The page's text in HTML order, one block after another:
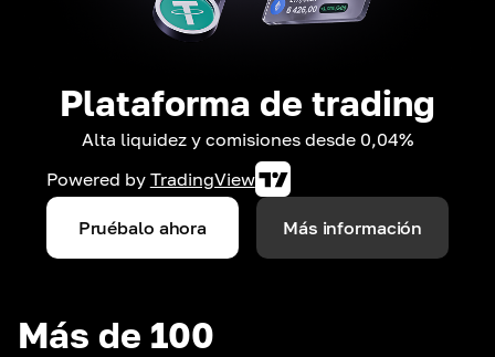
Plataforma de trading
Alta liquidez y comisiones desde 0,04%
Powered by TradingView
Pruébalo ahora Más información
Más de 100